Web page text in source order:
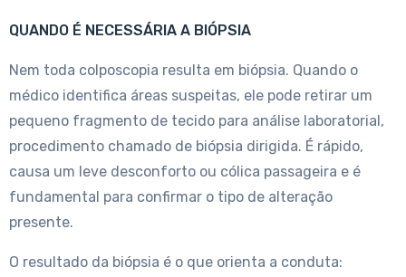
QUANDO É NECESSÁRIA A BIÓPSIA
Nem toda colposcopia resulta em biópsia. Quando o
médico identifica áreas suspeitas, ele pode retirar um
pequeno fragmento de tecido para análise laboratorial,
procedimento chamado de biópsia dirigida. É rápido,
causa um leve desconforto ou cólica passageira e é
fundamental para confirmar o tipo de alteração
presente.
O resultado da biópsia é o que orienta a conduta: